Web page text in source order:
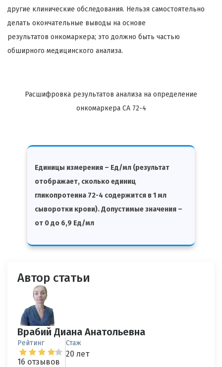
другие клинические обследования. Нельзя самостоятельно
делать окончательные выводы на основе
результатов онкомаркера; это должно быть частью
обширного медицинского анализа.
Расшифровка результатов анализа на определение
онкомаркера СА 72-4
Единицы измерения – Ед/мл (результат
отображает, сколько единиц
гликопротеина 72-4 содержится в 1 мл
сыворотки крови). Допустимые значения –
от 0 до 6,9 Ед/мл
Автор статьи
Врабий Диана Анатольевна
Рейтинг
16 отзывов
Стаж
20 лет